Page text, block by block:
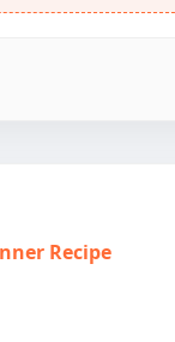
Recipe